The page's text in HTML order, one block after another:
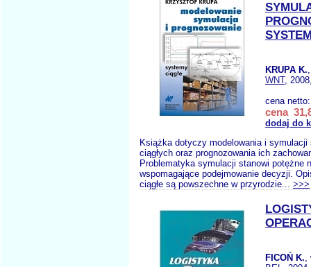
KRUPA K.
WNT,
cena
cena
dodaj do
Książka dotyczy modelowania i symulacji
ciągłych oraz prognozowania ich
Problematyka symulacji stanowi potężne
wspomagające podejmowanie decyzji.
ciągłe są powszechne w przyrodzie... >>>
FICOŃ K.,